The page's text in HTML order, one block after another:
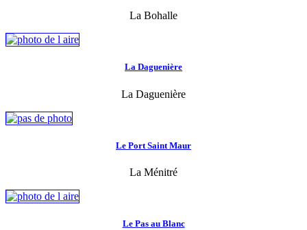
La Bohalle
La Daguenière
La Daguenière
Le Port Saint Maur
La Ménitré
Le Pas au Blanc